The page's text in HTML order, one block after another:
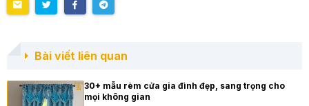
Bài viết liên quan
30+ mẫu rèm cửa gia đình đẹp, sang trọng cho
mọi không gian